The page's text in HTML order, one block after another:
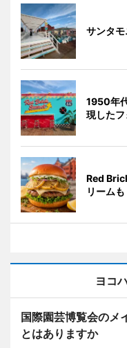
サンタ
1950年
現したフ
Red
リームも
ヨコ
国際園芸博覧会のメ
とはありますか